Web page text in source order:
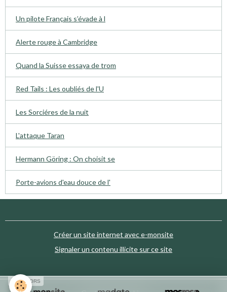
Un pilote Français s’évade à l
Alerte rouge à Cambridge
Quand la Suisse essaya de trom
Red Tails : Les oubliés de l'U
Les Sorciéres de la nuit
L'attaque Taran
Hermann Göring : On choisit se
Porte-avions d'eau douce de l'
Créer un site internet avec e-monsite
Signaler un contenu illicite sur ce site
SPONSORS